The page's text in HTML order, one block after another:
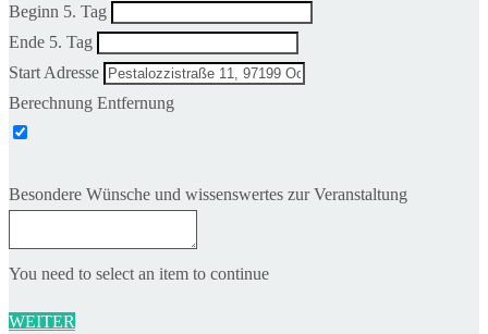
Beginn 5. Tag
Ende 5. Tag
Start Adresse
Berechnung Entfernung
Besondere Wünsche und wissenswertes zur Veranstaltung
You need to select an item to continue
WEITER